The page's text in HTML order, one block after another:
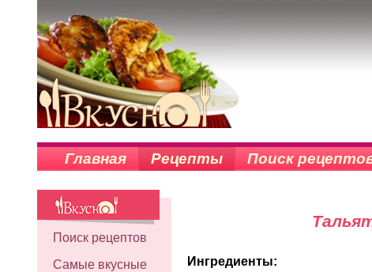
Главная Рецепты Поиск
Поиск рецептов
Самые вкусные
Ингредиенты: